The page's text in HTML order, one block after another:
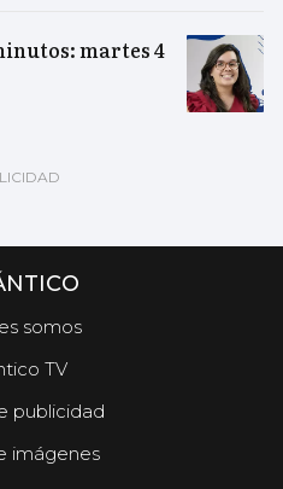
martes 4
somos
TV
publicidad
imágenes